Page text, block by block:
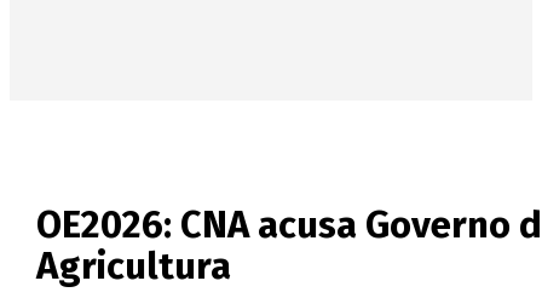
OE2026: CNA acusa
Agricultura